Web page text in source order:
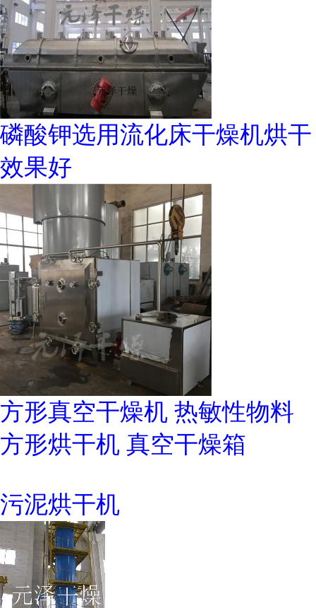
磷酸钾选用流化床干燥机烘干
效果好
方形真空干燥机 热敏性物料
方形烘干机 真空干燥箱
污泥烘干机